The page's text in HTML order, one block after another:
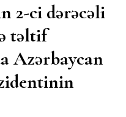
2-ci dərəcəli
təltif
Azərbaycan